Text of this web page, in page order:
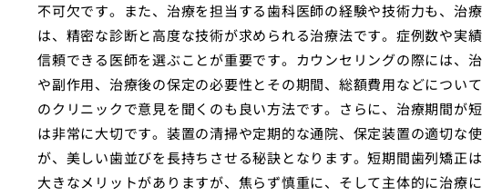
不可欠です。また、治療を担当する歯科医師の経験や技術力も、治
は、精密な診断と高度な技術が求められる治療法です。症例数や実
信頼できる医師を選ぶことが重要です。カウンセリングの際には、
や副作用、治療後の保定の必要性とその期間、総額費用などについ
のクリニックで意見を聞くのも良い方法です。さらに、治療期間が
は非常に大切です。装置の清掃や定期的な通院、保定装置の適切な
が、美しい歯並びを長持ちさせる秘訣となります。短期間歯列矯正
大きなメリットがありますが、焦らず慎重に、そして主体的に治療